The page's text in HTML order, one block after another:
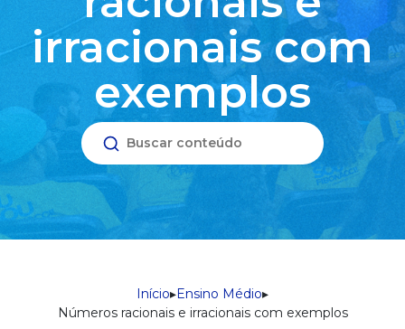
irracionais com
exemplos
Início▸Ensino Médio▸
Números racionais e irracionais com exemplos